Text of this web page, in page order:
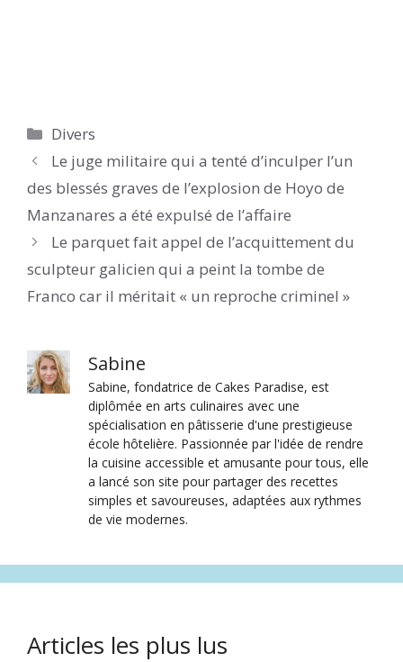
Catégories
Divers
Le juge militaire qui a tenté d’inculper l’un
des blessés graves de l’explosion de Hoyo de
Manzanares a été expulsé de l’affaire
Le parquet fait appel de l’acquittement du
sculpteur galicien qui a peint la tombe de
Franco car il méritait « un reproche criminel »
Sabine
Sabine, fondatrice de Cakes Paradise, est
diplômée en arts culinaires avec une
spécialisation en pâtisserie d'une prestigieuse
école hôtelière. Passionnée par l'idée de rendre
la cuisine accessible et amusante pour tous, elle
a lancé son site pour partager des recettes
simples et savoureuses, adaptées aux rythmes
de vie modernes.
Articles les plus lus